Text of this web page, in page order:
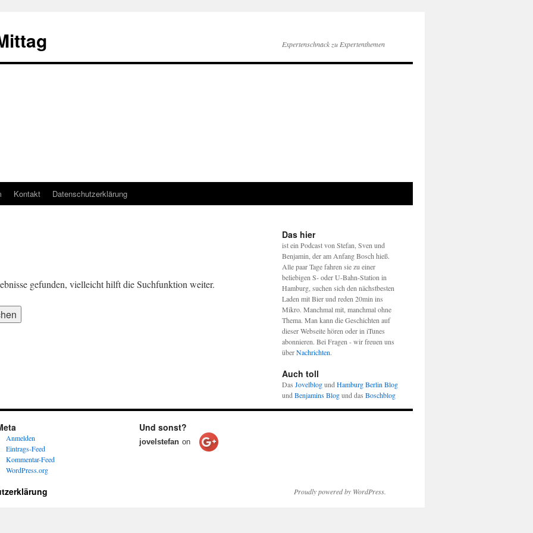
Expertenschnack zu Expertenthemen
Kontakt Datenschutzerklärung
gefunden, vielleicht hilft die Suchfunktion weiter.
Das hier
ist ein Podcast von Stefan, Sven und
Benjamin, der am Anfang Bosch hieß.
Alle paar Tage fahren sie zu einer
beliebigen S- oder U-Bahn-Station in
Hamburg, suchen sich den nächstbesten
Laden mit Bier und reden 20min ins
Mikro. Manchmal mit, manchmal ohne
Thema. Man kann die Geschichten auf
dieser Webseite hören oder in iTunes
abonnieren. Bei Fragen - wir freuen uns
überNachrichten.
Auch toll
Das Jovelblogund Hamburg Berlin Blog
und Benjamins Blogund das Boschblog
Anmelden
Eintrags-Feed
Kommentar-Feed
WordPress.org
Und sonst?
jovelstefan on
Proudly powered by WordPress.